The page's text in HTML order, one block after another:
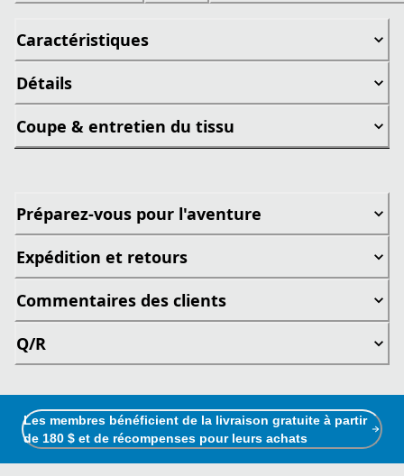
Caractéristiques
Détails
Coupe & entretien du tissu
Préparez-vous pour l'aventure
Expédition et retours
Commentaires des clients
Q/R
Les membres bénéficient de la livraison gratuite à partir
de 180 $ et de récompenses pour leurs achats